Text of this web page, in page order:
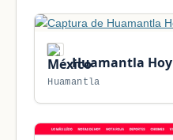
Huamantla Hoy
Huamantla